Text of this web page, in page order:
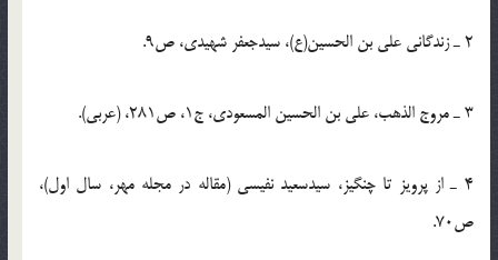
2 ـ زندگانی علی بن الحسین(ع)، سیدجعفر شهیدی، ص9.
3 ـ مروج الذهب، علی بن الحسین المسعودی، ج1، ص281، (عربی).
4 ـ از پرویز تا چنگیز، سیدسعید نفیسی (مقاله در مجله مهر، سال اول)،
ص70.